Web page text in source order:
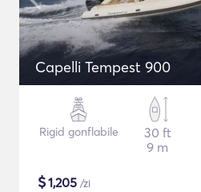
Capelli Tempest 900
Rigid gonflabile
30 ft
9 m
$1,205 /zi